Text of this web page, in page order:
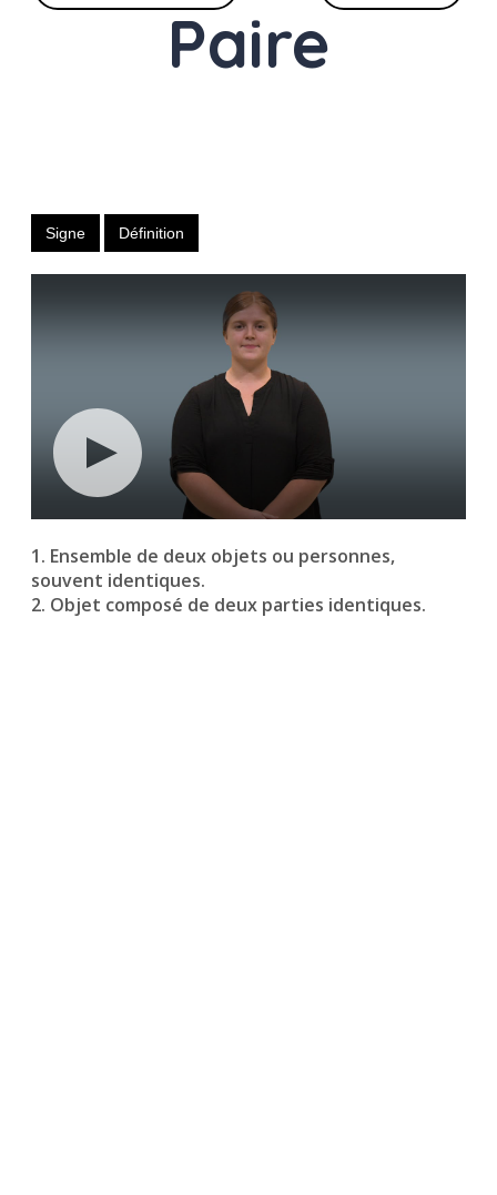
Paire
Signe Définition
1. Ensemble de deux objets ou personnes,
souvent identiques.
2. Objet composé de deux parties identiques.